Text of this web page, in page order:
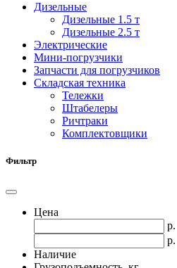
Дизельные
Дизельные 1.5 т
Дизельные 2.5 т
Электрические
Мини-погрузчики
Запчасти для погрузчиков
Складская техника
Тележки
Штабелеры
Ричтраки
Комплектовщики
Фильтр
Цена
р.
р.
Наличие